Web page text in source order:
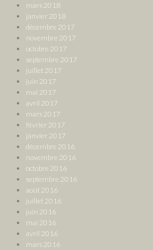
mars 2018
janvier 2018
décembre 2017
novembre 2017
octobre 2017
septembre 2017
juillet 2017
juin 2017
mai 2017
avril 2017
mars 2017
février 2017
janvier 2017
décembre 2016
novembre 2016
octobre 2016
septembre 2016
août 2016
juillet 2016
juin 2016
mai 2016
avril 2016
mars 2016